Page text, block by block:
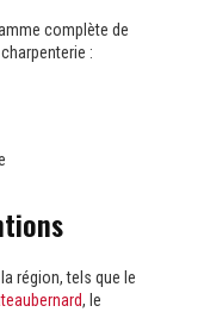
complète de
:
région, tels que le
, le